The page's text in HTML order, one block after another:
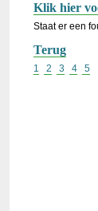
Klik hier
Staat er een
Terug
1 2 3 4 5